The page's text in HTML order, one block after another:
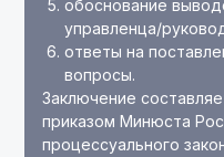
обоснование
управленца/
ответы на
вопросы.
Заключение
приказом Минюста
процессуального